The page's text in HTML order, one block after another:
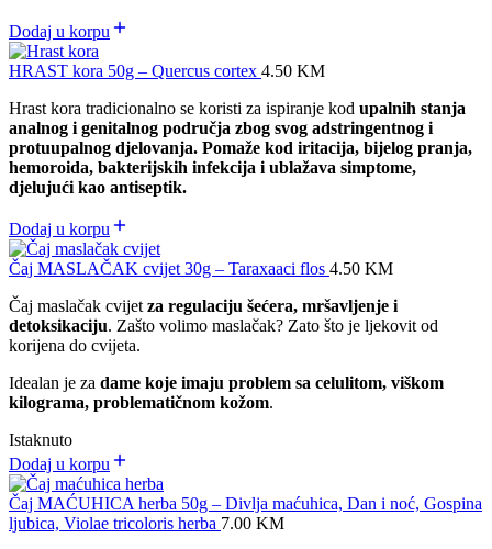
Dodaj u korpu
HRAST kora 50g – Quercus cortex 4.50 KM
Hrast kora tradicionalno se koristi za ispiranje kod upalnih stanja
analnog i genitalnog područja zbog svog adstringentnog i
protuupalnog djelovanja. Pomaže kod iritacija, bijelog pranja,
hemoroida, bakterijskih infekcija i ublažava simptome,
djelujući kao antiseptik.
Dodaj u korpu
Čaj MASLAČAK cvijet 30g – Taraxaaci flos 4.50 KM
Čaj maslačak cvijet za regulaciju šećera, mršavljenje i
detoksikaciju. Zašto volimo maslačak? Zato što je ljekovit od
korijena do cvijeta.
Idealan je za dame koje imaju problem sa celulitom, viškom
kilograma, problematičnom kožom.
Istaknuto
Dodaj u korpu
Čaj MAĆUHICA herba 50g – Divlja maćuhica, Dan i noć, Gospina
ljubica, Violae tricoloris herba 7.00 KM